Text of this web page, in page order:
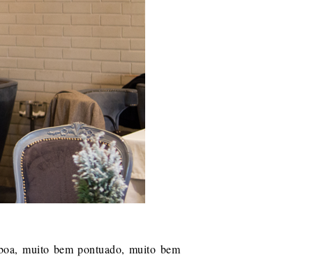
muito bem pontuado, muito bem